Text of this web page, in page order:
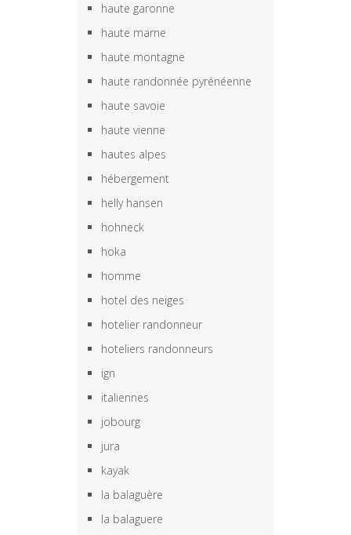
haute garonne
haute marne
haute montagne
haute randonnée pyrénéenne
haute savoie
haute vienne
hautes alpes
hébergement
helly hansen
hohneck
hoka
homme
hotel des neiges
hotelier randonneur
hoteliers randonneurs
ign
italiennes
jobourg
jura
kayak
la balaguère
la balaguere